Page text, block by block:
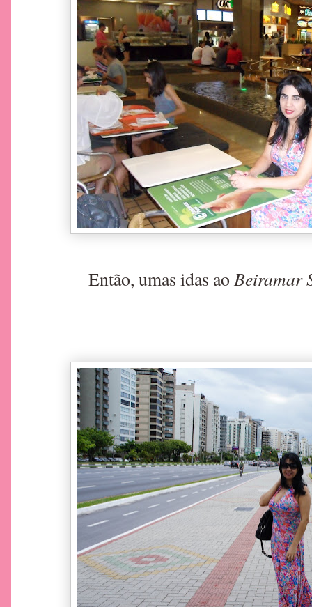
Então, umas idas ao Beiramar